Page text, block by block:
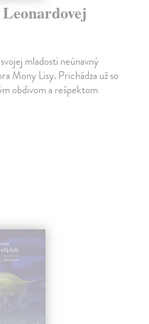
mladosti neúnavný
Mony Lisy. Prichádza už so
obdivom a rešpektom